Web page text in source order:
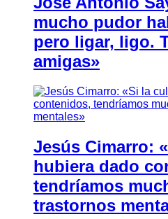
mucho pudor
pero ligar, ligo.
amigas»
Jesús Cimarro:
hubiera dado
tendríamos
trastornos